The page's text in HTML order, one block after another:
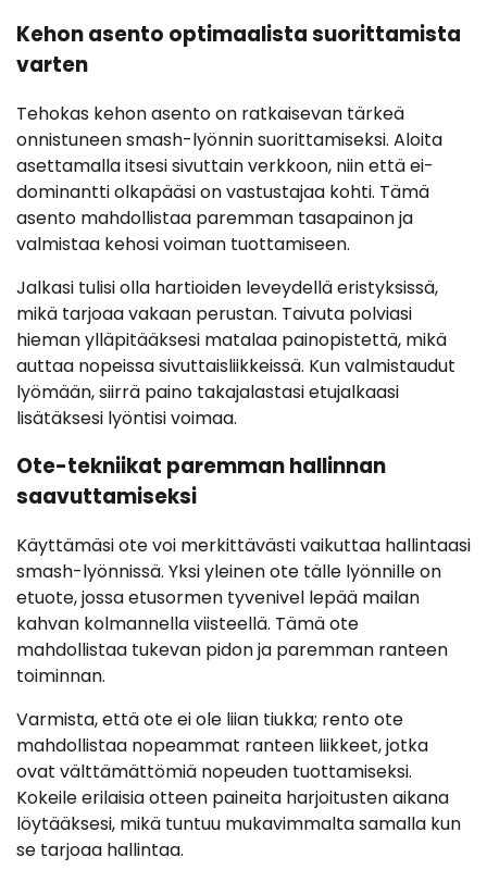
Kehon asento optimaalista suorittamista
varten
Tehokas kehon asento on ratkaisevan tärkeä
onnistuneen smash-lyönnin suorittamiseksi. Aloita
asettamalla itsesi sivuttain verkkoon, niin että ei-
dominantti olkapääsi on vastustajaa kohti. Tämä
asento mahdollistaa paremman tasapainon ja
valmistaa kehosi voiman tuottamiseen.
Jalkasi tulisi olla hartioiden leveydellä eristyksissä,
mikä tarjoaa vakaan perustan. Taivuta polviasi
hieman ylläpitääksesi matalaa painopistettä, mikä
auttaa nopeissa sivuttaisliikkeissä. Kun valmistaudut
lyömään, siirrä paino takajalastasi etujalkaasi
lisätäksesi lyöntisi voimaa.
Ote-tekniikat paremman hallinnan
saavuttamiseksi
Käyttämäsi ote voi merkittävästi vaikuttaa hallintaasi
smash-lyönnissä. Yksi yleinen ote tälle lyönnille on
etuote, jossa etusormen tyvenivel lepää mailan
kahvan kolmannella viisteellä. Tämä ote
mahdollistaa tukevan pidon ja paremman ranteen
toiminnan.
Varmista, että ote ei ole liian tiukka; rento ote
mahdollistaa nopeammat ranteen liikkeet, jotka
ovat välttämättömiä nopeuden tuottamiseksi.
Kokeile erilaisia otteen paineita harjoitusten aikana
löytääksesi, mikä tuntuu mukavimmalta samalla kun
se tarjoaa hallintaa.